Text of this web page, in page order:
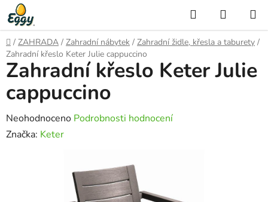
Přejít
na
obsah
Hledat
KOŠÍK
Domů
/ ZAHRADA / Zahradní nábytek / Zahradní židle, křesla a taburety /
Zahradní křeslo Keter Julie cappuccino
Zahradní křeslo Keter Julie
cappuccino
Průměrné
hodnocení
Neohodnoceno Podrobnosti hodnocení
Značka: Keter